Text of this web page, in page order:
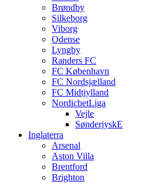
Brøndby
Silkeborg
Viborg
Odense
Lyngby
Randers FC
FC København
FC Nordsjælland
FC Midtjylland
NordicbetLiga
Vejle
SønderjyskE
Inglaterra
Arsenal
Aston Villa
Brentford
Brighton